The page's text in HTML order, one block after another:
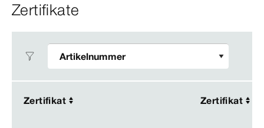
Zertifikate
Zertifikat Zertifikat
Zertifikat Zertifikat